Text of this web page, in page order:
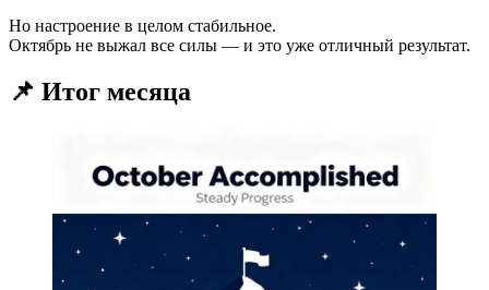
Но настроение в целом стабильное.
Октябрь не выжал все силы — и это уже отличный результат.
📌 Итог месяца